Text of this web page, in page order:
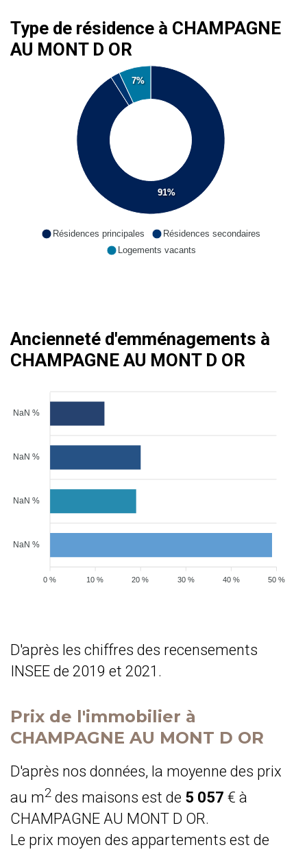
Type de résidence à CHAMPAGNE
AU MONT D OR
91%
7%
Résidences principales
Résidences secondaires
Logements vacants
Ancienneté d'emménagements à
CHAMPAGNE AU MONT D OR
NaN %
NaN %
NaN %
NaN %
50 %
40 %
30 %
20 %
10 %
0 %
D'après les chiffres des recensements
INSEE de 2019 et 2021.
Prix de l'immobilier à
CHAMPAGNE AU MONT D OR
D'après nos données, la moyenne des prix
au m2 des maisons est de 5 057 € à
CHAMPAGNE AU MONT D OR.
Le prix moyen des appartements est de